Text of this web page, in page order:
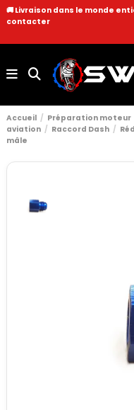
🚚 Livraison dans le monde
contacter
Accueil Préparation moteur
aviation
Raccord Dash
mâle